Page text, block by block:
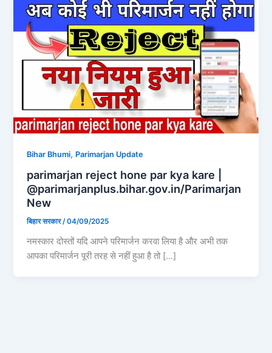
Bihar Bhumi, Parimarjan Update
parimarjan reject hone par kya kare |
@parimarjanplus.bihar.gov.in/Parimarjan
New
बिहार सरकार/04/09/2025
नमस्कार दोस्तों यदि आपने परिमार्जन करवा लिया है और अभी तक
आपका परिमार्जन पूरी तरह से नहीं हुआ है तो […]